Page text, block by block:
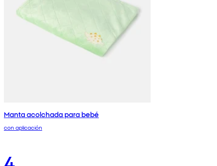
Manta acolchada para bebé
con aplicación